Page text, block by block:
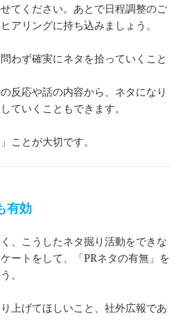
てください。あとで日程調整のご
アリングに持ち込みましょう。
わず確実にネタを拾っていくこと
反応や話の内容から、ネタになり
ていくこともできます。
ことが大切です。
有効
、こうしたネタ掘り活動をできな
ートをして、「PRネタの有無」を
。
上げてほしいこと、社外広報であ